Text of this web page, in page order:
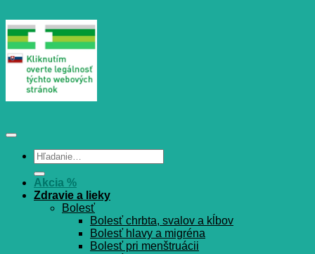
Hľadať:
Akcia %
Zdravie a lieky
Bolesť
Bolesť chrbta, svalov a kĺbov
Bolesť hlavy a migréna
Bolesť pri menštruácii